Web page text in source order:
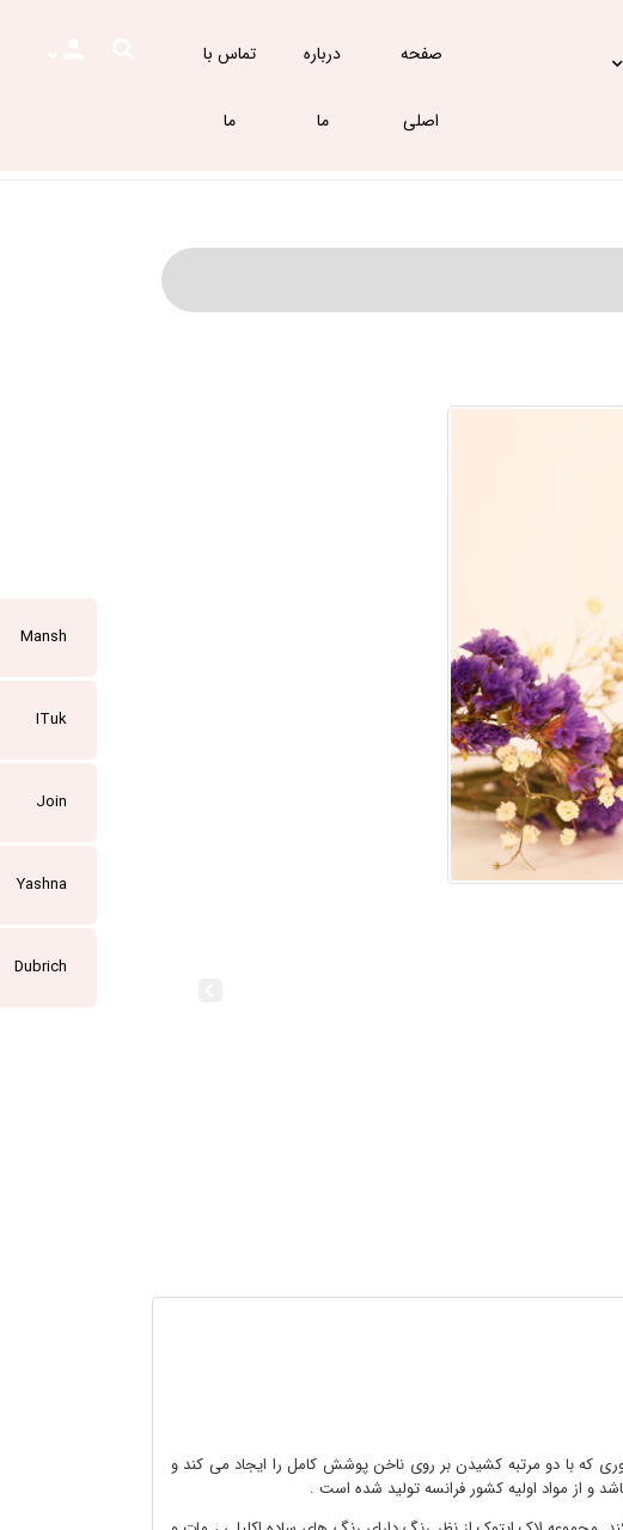
صفحه
اصلی
درباره
ما
تماس با
ما
Mansh
ITuk
Join
Yashna
Dubrich
که با دو مرتبه کشیدن بر روی ناخن پوشش کامل را ایجاد می کند و
و از مواد اولیه کشور فرانسه تولید شده است .